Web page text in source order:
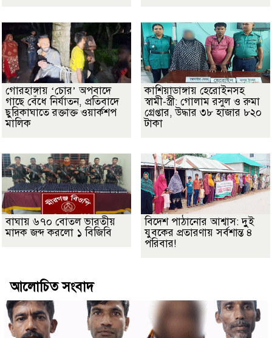
গোরহাঙ্গায় ‘চোর’ অপবাদে
গাছে বেঁধে নির্যাতন, প্রতিবাদে
ছুরিকাঘাতে রক্তাক্ত ওয়ার্কশপ
মালিক
কাশিয়াডাঙ্গায় হেরোইনসহ
স্বামী-স্ত্রী: গোলাম রসুল ও রুমা
গ্রেপ্তার, উদ্ধার ৩৮ হাজার ৮২০
টাকা
বাঘায় ৬৭০ বোতল ভারতীয়
মাদক জব্দ করলো ১ বিজিবি
বিদেশ পাঠানোর আশ্বাস: দুুই
যুবকের প্রতারণায় সর্বশান্ত ৪
পরিবার!
আলোচিত সংবাদ